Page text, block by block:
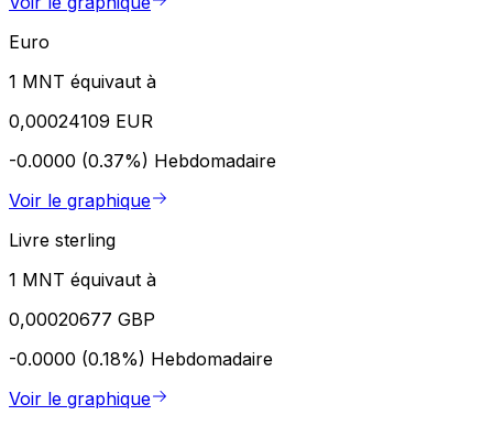
Euro
1 MNT équivaut à
0,00024109 EUR
-0.0000 (0.37%) Hebdomadaire
Voir le graphique
Livre sterling
1 MNT équivaut à
0,00020677 GBP
-0.0000 (0.18%) Hebdomadaire
Voir le graphique